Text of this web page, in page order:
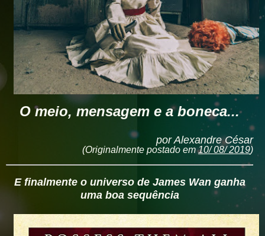
O meio, mensagem e a boneca...
por Alexandre César
(Originalmente postado em10/ 08/ 2019)
E finalmente o universo de James Wan ganha
uma boa sequência